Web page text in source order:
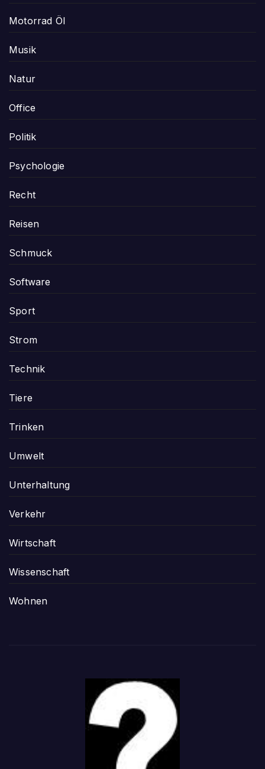
Motorrad Öl
Musik
Natur
Office
Politik
Psychologie
Recht
Reisen
Schmuck
Software
Sport
Strom
Technik
Tiere
Trinken
Umwelt
Unterhaltung
Verkehr
Wirtschaft
Wissenschaft
Wohnen